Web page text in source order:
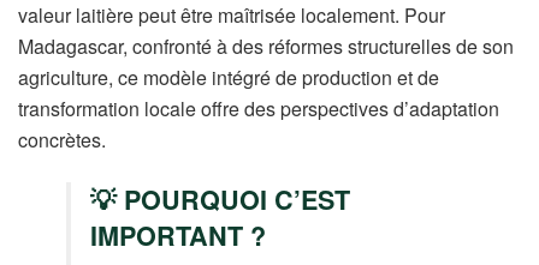
valeur laitière peut être maîtrisée localement. Pour
Madagascar, confronté à des réformes structurelles de son
agriculture, ce modèle intégré de production et de
transformation locale offre des perspectives d’adaptation
concrètes.
💡 POURQUOI C’EST
IMPORTANT ?